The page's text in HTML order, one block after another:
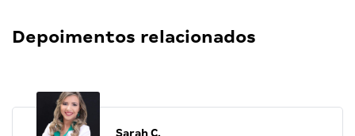
Depoimentos relacionados
Sarah C.